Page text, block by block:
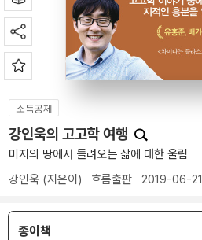
소득공제
강인욱의 고고학 여행
미지의 땅에서 들려오는 삶에 대한 울림
강인욱 (지은이) 흐름출판 2019-06-21
종이책